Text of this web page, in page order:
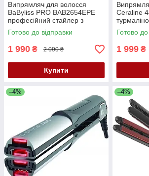
Випрямляч для волосся
BaByliss PRO BAB2654EPE
професійний стайлер з
технологією EP 5.0, 25 мм,
130–210°C
Готово до відправки
1 990 ₴ 2 090 ₴
Купити
Ceraline
Готово до
1 999 ₴
–4% –4%